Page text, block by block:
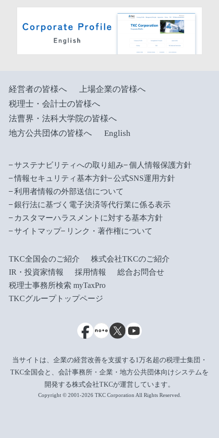
経営者の皆様へ
上場企業の皆様へ
税理士・会計士の皆様へ
法曹界・法科大学院の皆様へ
地方公共団体の皆様へ
English
サステナビリティへの取り組み
個人情報保護方針
情報セキュリティ基本方針
公式SNS運用方針
利用者情報の外部送信について
銀行法に基づく電子決済等代行業に係る表示
カスタマーハラスメントに対する基本方針
サイトマップ
リンク・著作権について
TKC全国会のご紹介
株式会社TKCのご紹介
IR・投資家情報
採用情報
総合お問合せ
税理士事務所検索 myTaxPro
TKCグループトップページ
当サイトは、企業の経営改善を支援する1万名超の税理士集団・
TKC全国会と、会計事務所・企業・地方公共団体向けシステムを
開発する株式会社TKCが運営しています。
Copyright © 2001-2026 TKC Corporation All Rights Reserved.